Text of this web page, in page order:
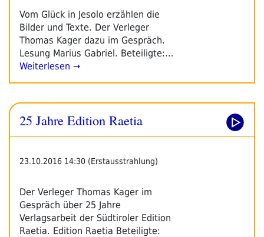
Vom Glück in Jesolo erzählen die
Bilder und Texte. Der Verleger
Thomas Kager dazu im Gespräch.
Lesung Marius Gabriel. Beteiligte:…
Weiterlesen →
25 Jahre Edition Raetia
23.10.2016 14:30 (Erstausstrahlung)
Der Verleger Thomas Kager im
Gespräch über 25 Jahre
Verlagsarbeit der Südtiroler Edition
Raetia. Edition Raetia Beteiligte: